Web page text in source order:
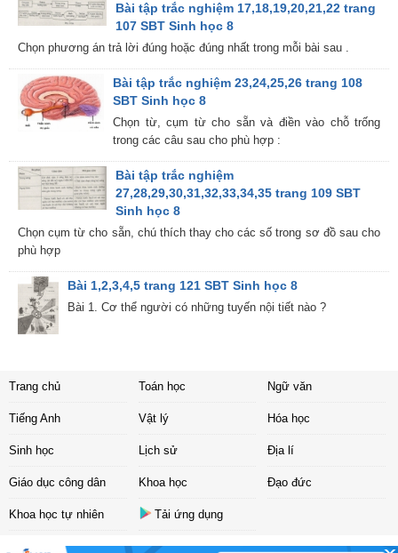
Bài tập trắc nghiệm 17,18,19,20,21,22 trang
107 SBT Sinh học 8
Chọn phương án trả lời đúng hoặc đúng nhất trong mỗi bài sau .
Bài tập trắc nghiệm 23,24,25,26 trang 108
SBT Sinh học 8
Chọn từ, cụm từ cho sẵn và điền vào chỗ trống
trong các câu sau cho phù hợp :
Bài tập trắc nghiệm
27,28,29,30,31,32,33,34,35 trang 109 SBT
Sinh học 8
Chọn cụm từ cho sẵn, chú thích thay cho các số trong sơ đồ sau cho
phù hợp
Bài 1,2,3,4,5 trang 121 SBT Sinh học 8
Bài 1. Cơ thể người có những tuyến nội tiết nào ?
Trang chủ Toán học Ngữ văn
Tiếng Anh Vật lý Hóa học
Sinh học Lịch sử Địa lí
Giáo dục công dân Khoa học Đạo đức
Khoa học tự nhiên Tải ứng dụng